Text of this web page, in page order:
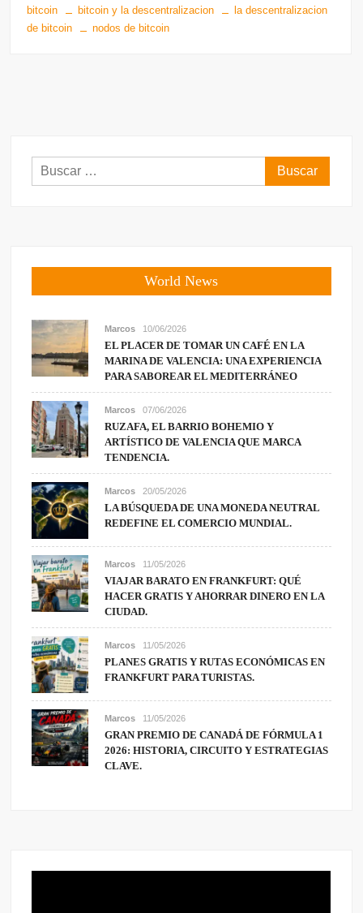
o
k
p
bitcoin bitcoin y la descentralizacion
la descentralizacion
de bitcoin
nodos de bitcoin
Buscar:
World News
Marcos 10/06/2026
EL PLACER DE TOMAR UN CAFÉ EN LA
MARINA DE VALENCIA: UNA EXPERIENCIA
PARA SABOREAR EL MEDITERRÁNEO
Marcos 07/06/2026
RUZAFA, EL BARRIO BOHEMIO Y
ARTÍSTICO DE VALENCIA QUE MARCA
TENDENCIA.
Marcos 20/05/2026
LA BÚSQUEDA DE UNA MONEDA NEUTRAL
REDEFINE EL COMERCIO MUNDIAL.
Marcos 11/05/2026
VIAJAR BARATO EN FRANKFURT: QUÉ
HACER GRATIS Y AHORRAR DINERO EN LA
CIUDAD.
Marcos 11/05/2026
PLANES GRATIS Y RUTAS ECONÓMICAS EN
FRANKFURT PARA TURISTAS.
Marcos 11/05/2026
GRAN PREMIO DE CANADÁ DE FÓRMULA 1
2026: HISTORIA, CIRCUITO Y ESTRATEGIAS
CLAVE.